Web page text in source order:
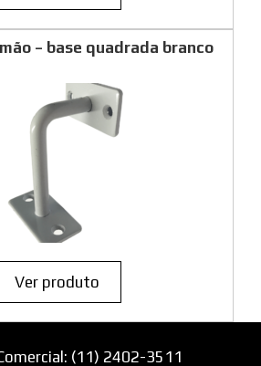
– base quadrada branco
Ver produto
(11) 2402-3511